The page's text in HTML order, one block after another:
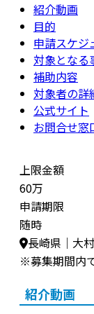
紹介動画
目的
申請スケジ
対象となる
補助内容
対象者の詳
公式サイト
お問合せ窓
上限金額
60万
申請期限
随時
長崎県｜大
※募集期間内
紹介動画